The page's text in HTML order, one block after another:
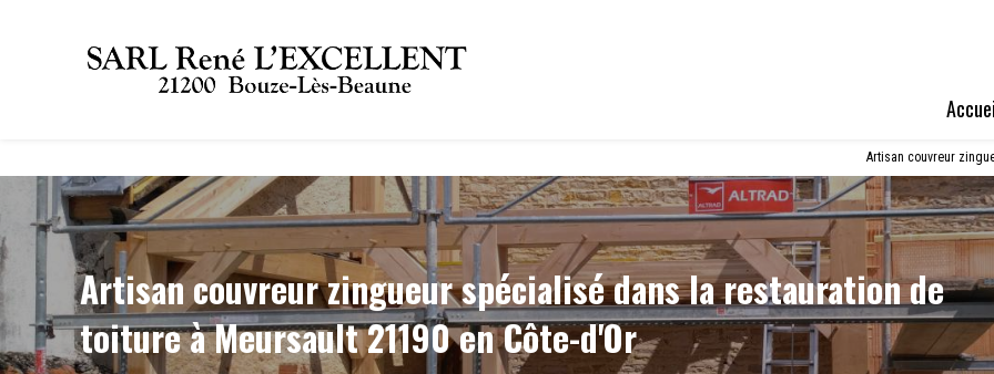
Artisan couvreur
Artisan couvreur zingueur spécialisé dans la restauration de
toiture à Meursault 21190 en Côte-d'Or